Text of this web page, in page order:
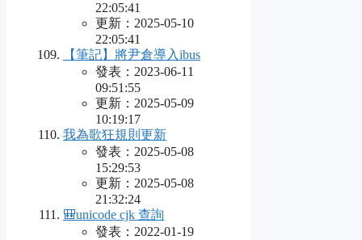
22:05:41
更新：2025-05-10
22:05:41
【筆記】將尹倉導入ibus
發表：2023-06-11
09:51:55
更新：2025-05-09
10:19:17
我為歌狂規則更新
發表：2025-05-08
15:29:53
更新：2025-05-08
21:32:24
🎒unicode cjk 查詢
發表：2022-01-19